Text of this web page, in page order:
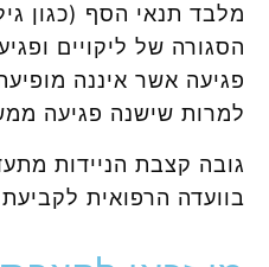
מלבד תנאי הסף (כגון
הסגורה של ליקויים
פגיעה אשר איננה
למרות שישנה פגיעה
גובה קצבת הניידות
בוועדה הרפואית